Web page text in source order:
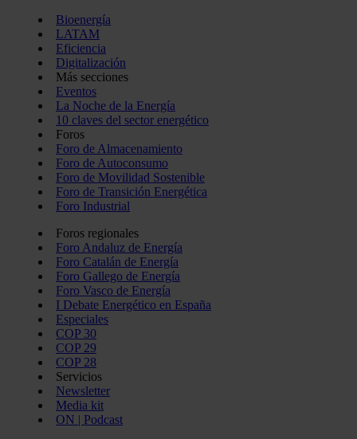
Bioenergía
LATAM
Eficiencia
Digitalización
Más secciones
Eventos
La Noche de la Energía
10 claves del sector energético
Foros
Foro de Almacenamiento
Foro de Autoconsumo
Foro de Movilidad Sostenible
Foro de Transición Energética
Foro Industrial
Foros regionales
Foro Andaluz de Energía
Foro Catalán de Energía
Foro Gallego de Energía
Foro Vasco de Energía
I Debate Energético en España
Especiales
COP 30
COP 29
COP 28
Servicios
Newsletter
Media kit
ON | Podcast